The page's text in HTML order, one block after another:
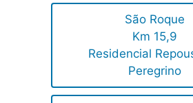
São Roque
Km 15,9
Residencial
Peregrino